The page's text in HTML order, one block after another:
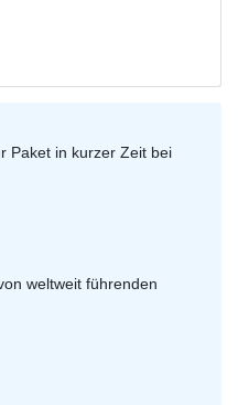
Paket in kurzer Zeit bei
weltweit führenden